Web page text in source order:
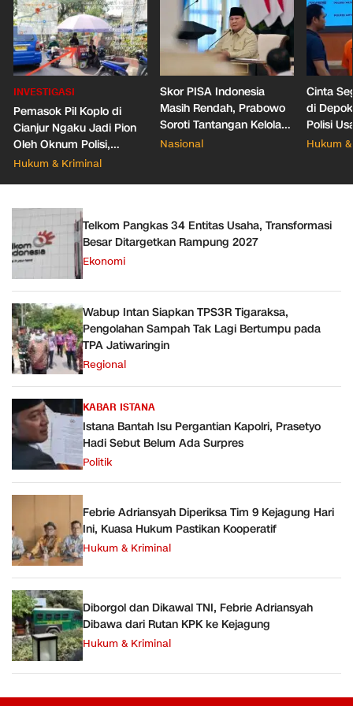
INVESTIGASI
Pemasok Pil Koplo di
Cianjur Ngaku Jadi Pion
Oleh Oknum Polisi,
Propam Mabes Polri
Hukum & Kriminal
Skor PISA Indonesia
Masih Rendah, Prabowo
Soroti Tantangan Kelola
388 Ribu Sekolah
Nasional
Cinta
di
Polisi
Pacar
Hukum
Telkom Pangkas 34 Entitas Usaha, Transformasi
Besar Ditargetkan Rampung 2027
Ekonomi
Wabup Intan Siapkan TPS3R Tigaraksa,
Pengolahan Sampah Tak Lagi Bertumpu pada
TPA Jatiwaringin
Regional
KABAR ISTANA
Istana Bantah Isu Pergantian Kapolri, Prasetyo
Hadi Sebut Belum Ada Surpres
Politik
Febrie Adriansyah Diperiksa Tim 9 Kejagung Hari
Ini, Kuasa Hukum Pastikan Kooperatif
Hukum & Kriminal
Diborgol dan Dikawal TNI, Febrie Adriansyah
Dibawa dari Rutan KPK ke Kejagung
Hukum & Kriminal